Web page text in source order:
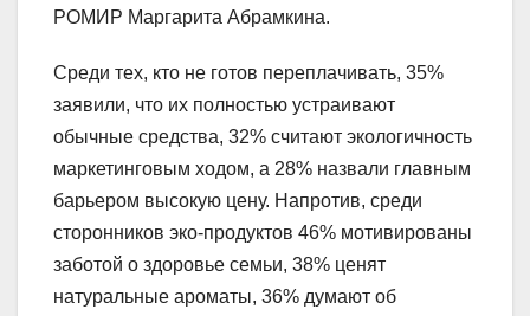
РОМИР Маргарита Абрамкина.
Среди тех, кто не готов переплачивать, 35%
заявили, что их полностью устраивают
обычные средства, 32% считают экологичность
маркетинговым ходом, а 28% назвали главным
барьером высокую цену. Напротив, среди
сторонников эко-продуктов 46% мотивированы
заботой о здоровье семьи, 38% ценят
натуральные ароматы, 36% думают об